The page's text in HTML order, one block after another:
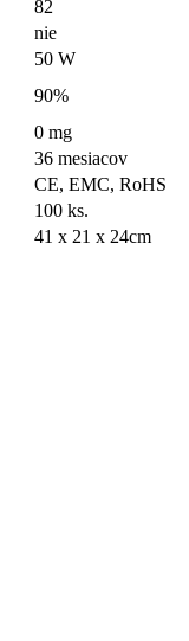
82
nie
50 W
90%
0 mg
36 mesiacov
CE, EMC, RoHS
100 ks.
41 x 21 x 24cm